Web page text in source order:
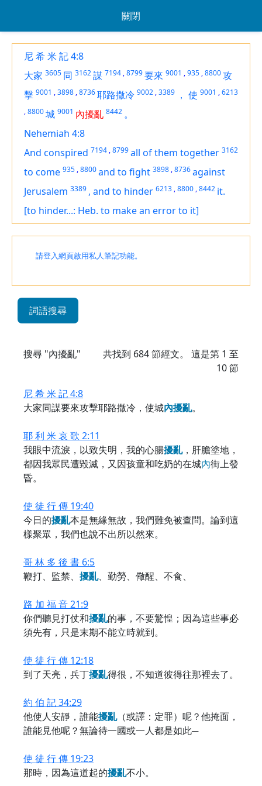
關閉
尼 希 米 記 4:8
大家 3605 同 3162謀 7194 ,8799要來 9001 ,935 ,8800攻
擊 9001 ,3898 ,8736耶路撒冷 9002 ,3389 ， 使 9001 ,6213
,8800城 9001 內擾亂 8442 。
Nehemiah 4:8
And conspired 7194 ,8799all of them together 3162
to come 935 ,8800and to fight 3898 ,8736against
Jerusalem 3389 , and to hinder 6213 ,8800 ,8442 it.
[to hinder...: Heb. to make an error to it]
請登入網頁啟用私人筆記功能。
詞語搜尋
搜尋 "內擾亂" 共找到 684節經文。 這是第 1 至
10 節
尼 希 米 記 4:8
大家同謀要來攻擊耶路撒冷，使城內擾亂。
耶 利 米 哀 歌 2:11
我眼中流淚，以致失明，我的心腸擾亂，肝膽塗地，
都因我眾民遭毀滅，又因孩童和吃奶的在城內街上發
昏。
使 徒 行 傳 19:40
今日的擾亂本是無緣無故，我們難免被查問。論到這
樣聚眾，我們也說不出所以然來。
哥 林 多 後 書 6:5
鞭打、監禁、 擾亂、勤勞、儆醒、不食、
路 加 福 音 21:9
你們聽見打仗和擾亂的事，不要驚惶；因為這些事必
須先有，只是末期不能立時就到。
使 徒 行 傳 12:18
到了天亮，兵丁擾亂得很，不知道彼得往那裡去了。
約 伯 記 34:29
他使人安靜，誰能擾亂（或譯：定罪）呢？他掩面，
誰能見他呢？無論待一國或一人都是如此─
使 徒 行 傳 19:23
那時，因為這道起的擾亂不小。